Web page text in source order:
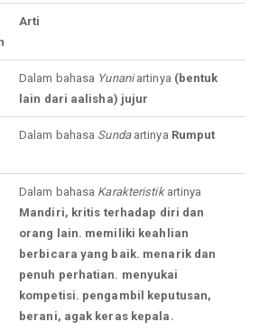
Arti
Dalam bahasa Yunaniartinya (bentuk
lain dari aalisha) jujur
Dalam bahasa Sundaartinya Rumput
Dalam bahasa Karakteristikartinya
Mandiri, kritis terhadap diri dan
orang lain. memiliki keahlian
berbicara yang baik. menarik dan
penuh perhatian. menyukai
kompetisi. pengambil keputusan,
berani, agak keras kepala.